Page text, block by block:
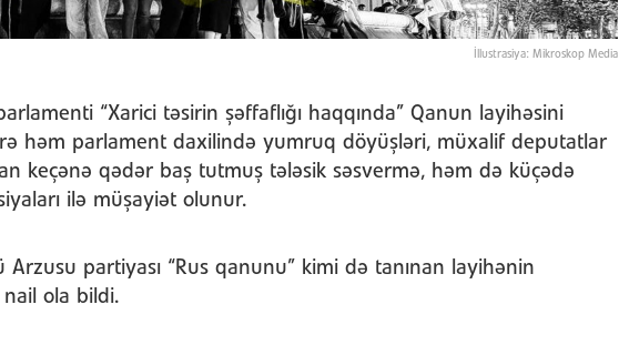
İllustrasiya: Mikroskop Media
“Xarici təsirin şəffaflığı haqqında” Qanun layihəsini
həm parlament daxilində yumruq döyüşləri, müxalif deputatlar
keçənə qədər baş tutmuş tələsik səsvermə, həm də küçədə
ilə müşayiət olunur.
Arzusu partiyası “Rus qanunu” kimi də tanınan layihənin
ola bildi.